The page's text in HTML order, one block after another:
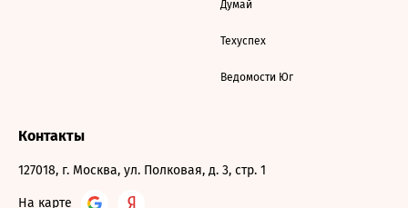
Думай
Техуспех
Ведомости Юг
Контакты
127018, г. Москва, ул. Полковая, д. 3, стр. 1
На карте